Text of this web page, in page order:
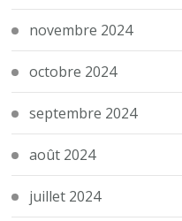
novembre 2024
octobre 2024
septembre 2024
août 2024
juillet 2024